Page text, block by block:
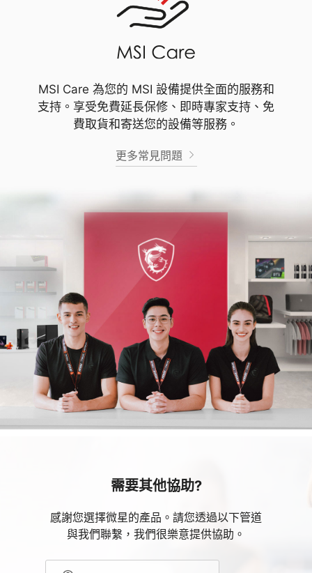
MSI Care 為您的 MSI 設備提供全面的服務和
支持。享受免費延長保修、即時專家支持、免
費取貨和寄送您的設備等服務。
更多常見問題
需要其他協助?
感謝您選擇微星的產品。請您透過以下管道
與我們聯繫，我們很樂意提供協助。